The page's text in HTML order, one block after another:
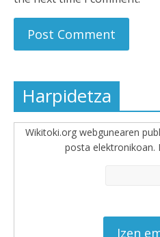
Harpidetza
Wikitoki.org webgunearen
posta elektronikoan.